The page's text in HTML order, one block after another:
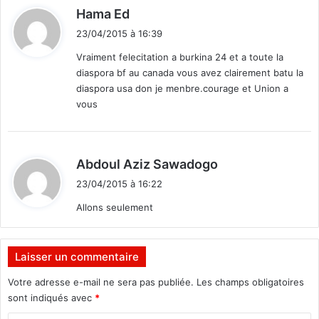
Hama Ed
:
23/04/2015 à 16:39
Vraiment felecitation a burkina 24 et a toute la
diaspora bf au canada vous avez clairement batu la
diaspora usa don je menbre.courage et Union a
vous
Abdoul Aziz Sawadogo
:
23/04/2015 à 16:22
Allons seulement
Laisser un commentaire
Votre adresse e-mail ne sera pas publiée. Les champs obligatoires
sont indiqués avec *